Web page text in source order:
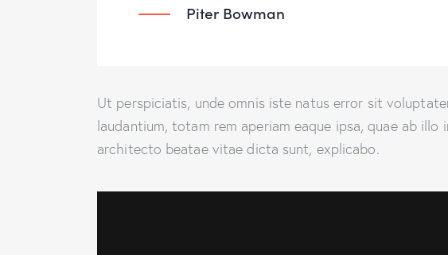
Piter Bowman
Ut perspiciatis, unde omnis iste natus error sit
laudantium, totam rem aperiam eaque ipsa, quae ab
architecto beatae vitae dicta sunt, explicabo.